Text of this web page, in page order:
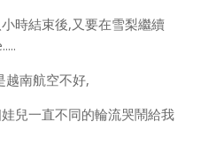
時結束後,又要在雪梨繼續
南航空不好,
兒一直不同的輪流哭鬧給我